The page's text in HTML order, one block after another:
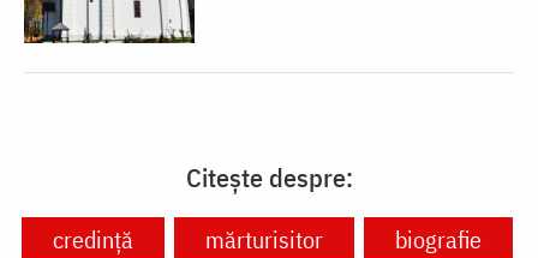
Citește despre:
credință mărturisitor biografie